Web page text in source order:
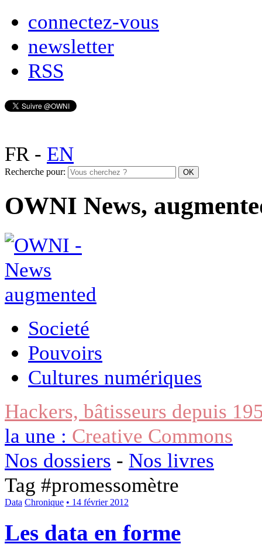
connectez-vous
newsletter
RSS
FR- EN
Recherche pour:
OWNI News,
Societé
Pouvoirs
Cultures numériques
Hackers, bâtisseurs depuis
la une : Creative Commons
Nos dossiers - Nos livres
Tag #promessomètre
Data Chronique • 14 février 2012
Les data en forme